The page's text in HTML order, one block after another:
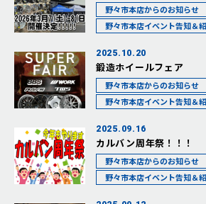
野々市本店からのお知らせ
野々市本店イベント告知＆
2025.10.20
鍛造ホイールフェア
野々市本店からのお知らせ
野々市本店イベント告知＆
2025.09.16
カルバン周年祭！！！
野々市本店からのお知らせ
野々市本店イベント告知＆